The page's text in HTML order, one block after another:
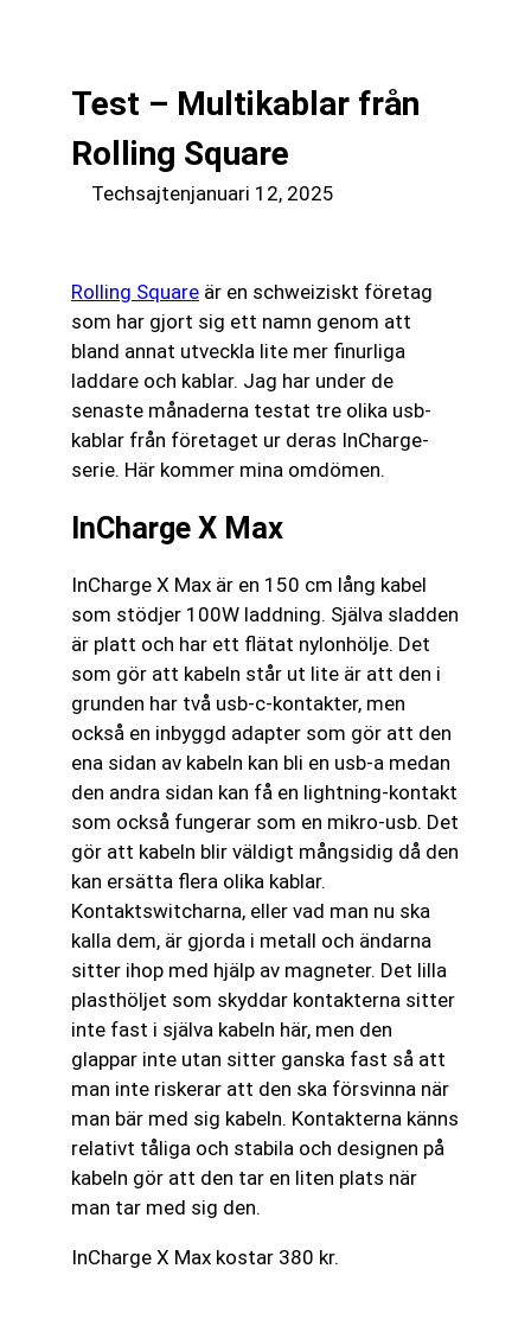
Test – Multikablar från
Rolling Square
Techsajtenjanuari 12, 2025
Rolling Square är en schweiziskt företag
som har gjort sig ett namn genom att
bland annat utveckla lite mer finurliga
laddare och kablar. Jag har under de
senaste månaderna testat tre olika usb-
kablar från företaget ur deras InCharge-
serie. Här kommer mina omdömen.
InCharge X Max
InCharge X Max är en 150 cm lång kabel
som stödjer 100W laddning. Själva sladden
är platt och har ett flätat nylonhölje. Det
som gör att kabeln står ut lite är att den i
grunden har två usb-c-kontakter, men
också en inbyggd adapter som gör att den
ena sidan av kabeln kan bli en usb-a medan
den andra sidan kan få en lightning-kontakt
som också fungerar som en mikro-usb. Det
gör att kabeln blir väldigt mångsidig då den
kan ersätta flera olika kablar.
Kontaktswitcharna, eller vad man nu ska
kalla dem, är gjorda i metall och ändarna
sitter ihop med hjälp av magneter. Det lilla
plasthöljet som skyddar kontakterna sitter
inte fast i själva kabeln här, men den
glappar inte utan sitter ganska fast så att
man inte riskerar att den ska försvinna när
man bär med sig kabeln. Kontakterna känns
relativt tåliga och stabila och designen på
kabeln gör att den tar en liten plats när
man tar med sig den.
InCharge X Max kostar 380 kr.